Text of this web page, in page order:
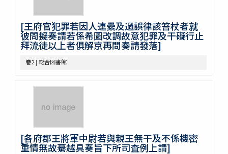
不分巻4
不分巻5
不分巻6
不分巻7
不分巻8
不分巻9
不分巻10
不分巻12
不分巻14
[王府官犯罪若因人連纍及過誤律該笞杖者就
彼問擬奏請若係希圖改調故意犯罪及干礙行止
拜流徒以上者俱解京再問奏請發落]
巻2 | 総合図書館
[各府郡王將軍中尉若與親王無干及不係機密
重情無故驀越具奏旨下所司査例上請]